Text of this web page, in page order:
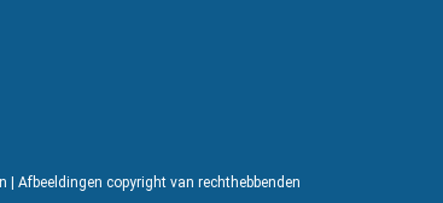
Afbeeldingen copyright van rechthebbenden